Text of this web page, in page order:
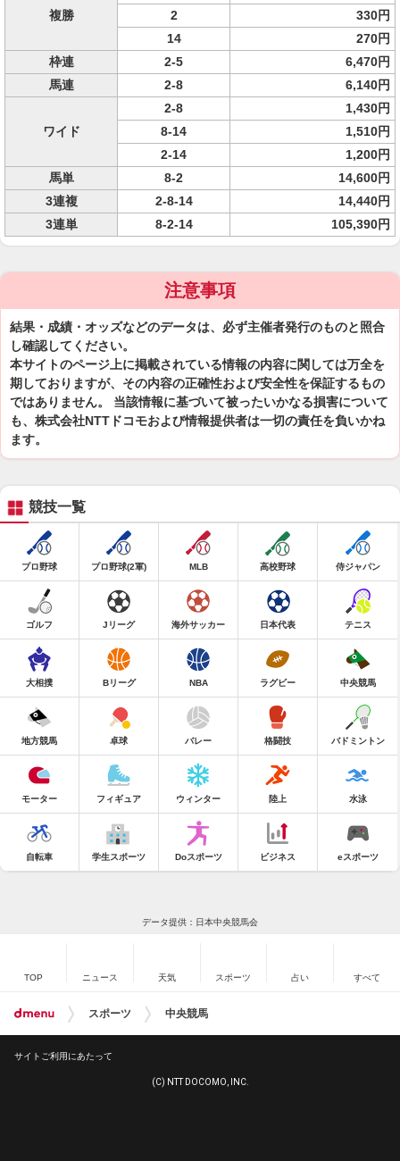
複勝
2
330円
14
270円
枠連
2-5
6,470円
馬連
2-8 6,140円
ワイド
2-8
1,430円
8-14
1,510円
2-14
1,200円
馬単
8-2
14,600円
3連複
2-8-14
14,440円
3連単
8-2-14 105,390円
注意事項
結果・成績・オッズなどのデータは、必ず主催者発行のものと照合
し確認してください。
本サイトのページ上に掲載されている情報の内容に関しては万全を
期しておりますが、その内容の正確性および安全性を保証するもの
ではありません。 当該情報に基づいて被ったいかなる損害について
も、株式会社NTTドコモおよび情報提供者は一切の責任を負いかね
ます。
競技一覧
プロ野球 プロ野球(2軍) MLB 高校野球 侍ジャパン
ゴルフ Jリーグ 海外サッカー 日本代表 テニス
大相撲 Bリーグ NBA ラグビー 中央競馬
地方競馬 卓球 バレー 格闘技 バドミントン
モーター フィギュア ウィンター 陸上 水泳
自転車 学生スポーツ Doスポーツ ビジネス eスポーツ
データ提供：日本中央競馬会
TOP ニュース 天気 スポーツ 占い すべて
スポーツ 中央競馬
サイトご利用にあたって
(C) NTT DOCOMO, INC.